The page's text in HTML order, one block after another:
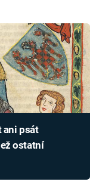
ani psát
ostatní